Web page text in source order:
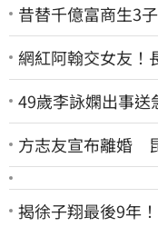
昔替千億富商生3
網紅阿翰交女友！
49歲李詠嫻出事
方志友宣布離婚
揭徐子翔最後9年